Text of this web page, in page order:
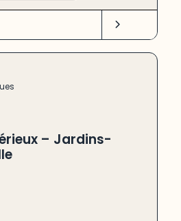
– Jardins-